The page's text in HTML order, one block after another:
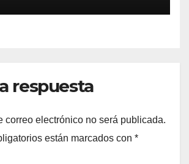
respuesta
correo electrónico no será publicada.
están marcados con *